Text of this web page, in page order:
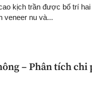
kịch trần được bố trí hai
veneer nu và...
– Phân tích chi